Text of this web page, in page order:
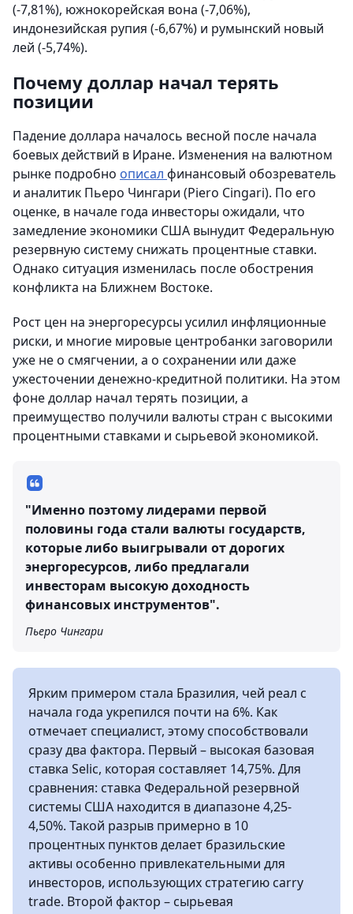
(-7,81%), южнокорейская вона (-7,06%),
индонезийская рупия (-6,67%) и румынский новый
лей (-5,74%).
Почему доллар начал терять
позиции
Падение доллара началось весной после начала
боевых действий в Иране. Изменения на валютном
рынке подробно описал финансовый обозреватель
и аналитик Пьеро Чингари (Piero Cingari). По его
оценке, в начале года инвесторы ожидали, что
замедление экономики США вынудит Федеральную
резервную систему снижать процентные ставки.
Однако ситуация изменилась после обострения
конфликта на Ближнем Востоке.
Рост цен на энергоресурсы усилил инфляционные
риски, и многие мировые центробанки заговорили
уже не о смягчении, а о сохранении или даже
ужесточении денежно-кредитной политики. На этом
фоне доллар начал терять позиции, а
преимущество получили валюты стран с высокими
процентными ставками и сырьевой экономикой.
"Именно поэтому лидерами первой
половины года стали валюты государств,
которые либо выигрывали от дорогих
энергоресурсов, либо предлагали
инвесторам высокую доходность
финансовых инструментов".
Пьеро Чингари
Ярким примером стала Бразилия, чей реал с
начала года укрепился почти на 6%. Как
отмечает специалист, этому способствовали
сразу два фактора. Первый – высокая базовая
ставка Selic, которая составляет 14,75%. Для
сравнения: ставка Федеральной резервной
системы США находится в диапазоне 4,25-
4,50%. Такой разрыв примерно в 10
процентных пунктов делает бразильские
активы особенно привлекательными для
инвесторов, использующих стратегию сarry
trade. Второй фактор – сырьевая